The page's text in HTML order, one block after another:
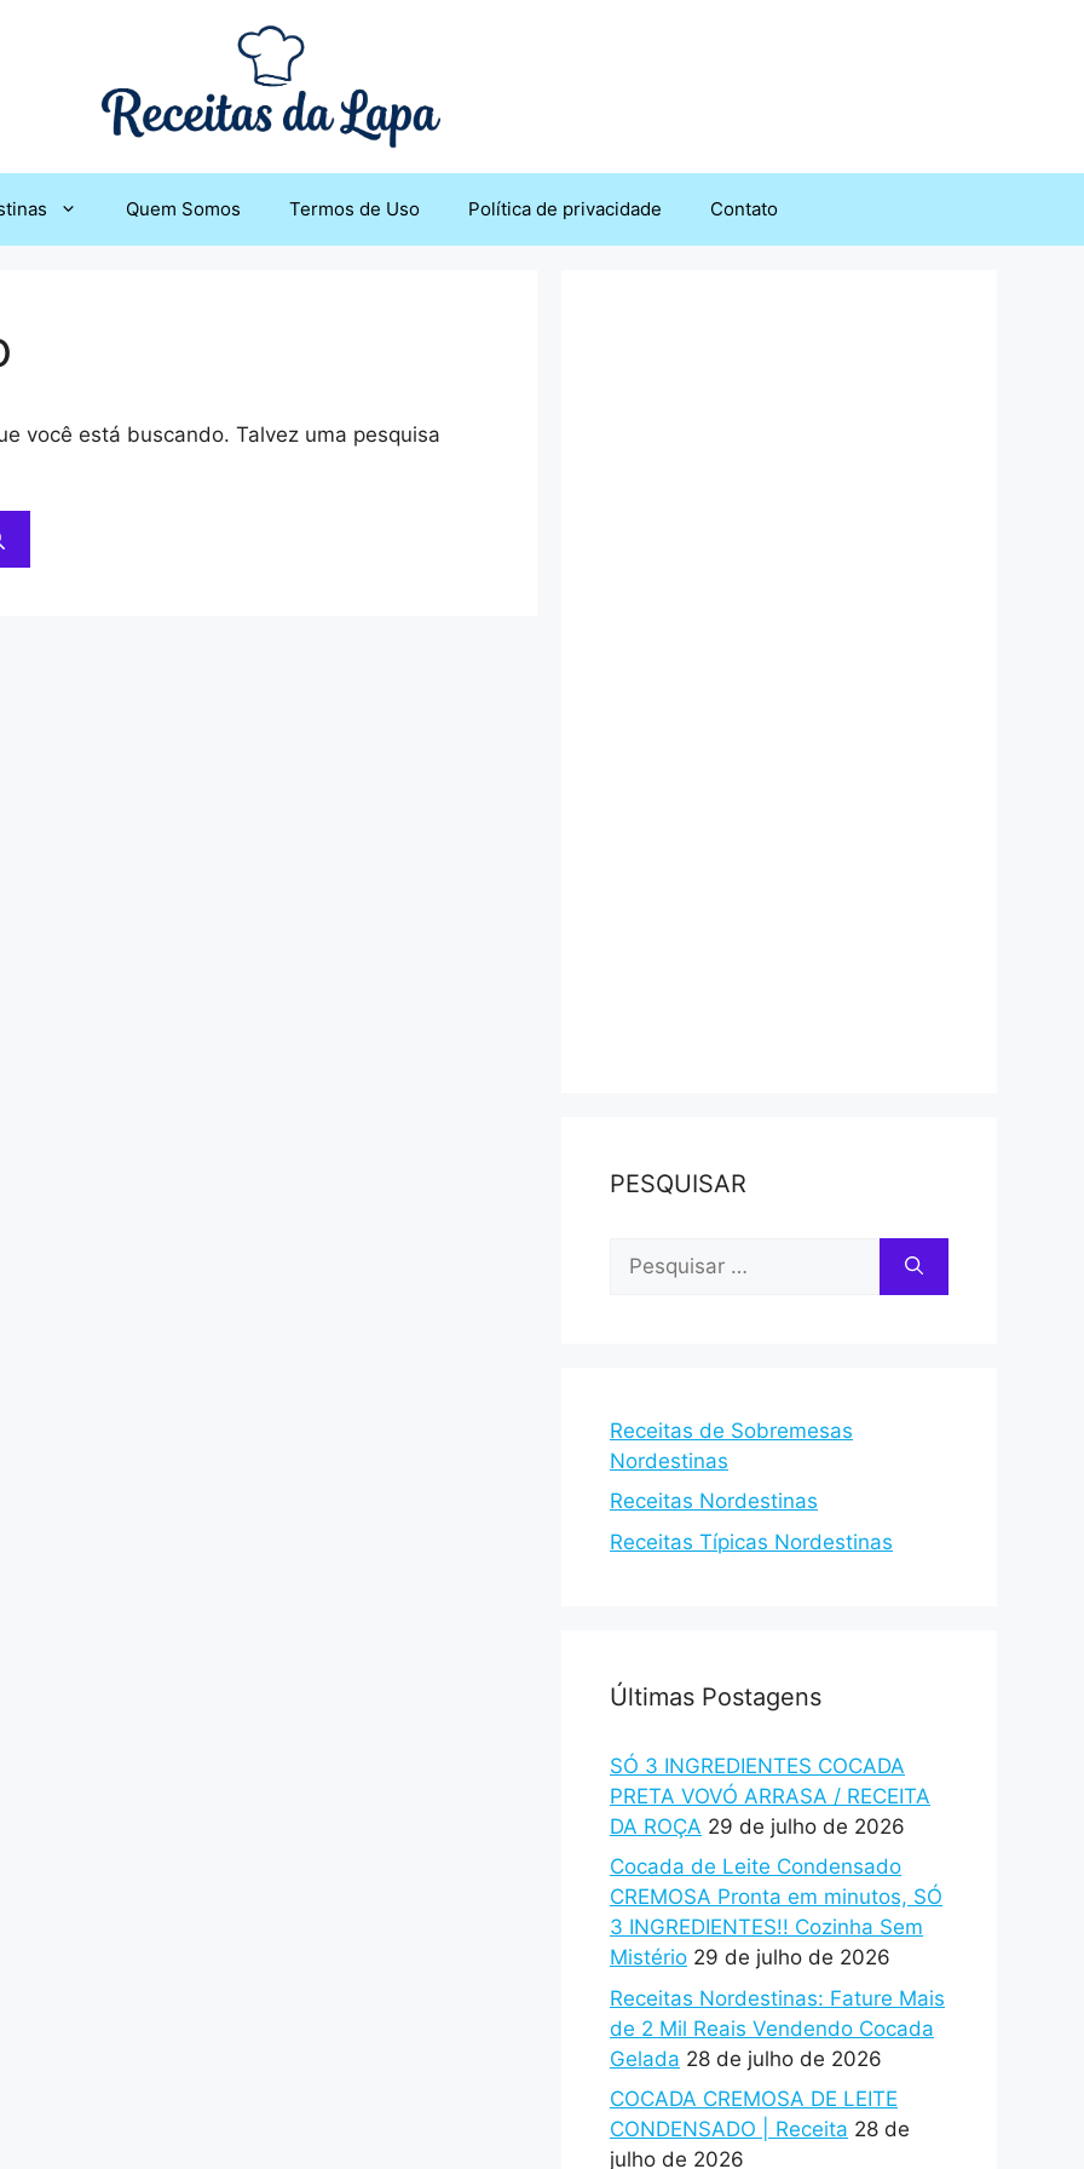
Quem Somos Termos de Uso Política de privacidade Contato
você está buscando. Talvez uma pesquisa
PESQUISAR
por:
Receitas de Sobremesas
Nordestinas
Receitas Nordestinas
Receitas Típicas Nordestinas
Últimas Postagens
SÓ 3 INGREDIENTES COCADA
PRETA VOVÓ ARRASA / RECEITA
DA ROÇA 29 de julho de 2026
Cocada de Leite Condensado
CREMOSA Pronta em minutos, SÓ
3 INGREDIENTES!! Cozinha Sem
Mistério 29 de julho de 2026
Receitas Nordestinas: Fature Mais
de 2 Mil Reais Vendendo Cocada
Gelada 28 de julho de 2026
COCADA CREMOSA DE LEITE
CONDENSADO | Receita 28 de
julho de 2026